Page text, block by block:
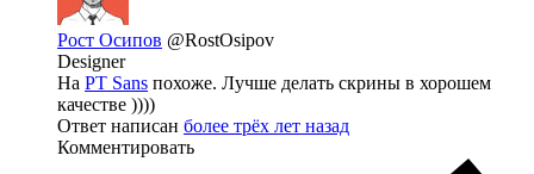
Рост Осипов @RostOsipov
Designer
На PT Sans похоже. Лучше делать скрины в хорошем
качестве ))))
Ответ написан более трёх лет назад
Комментировать